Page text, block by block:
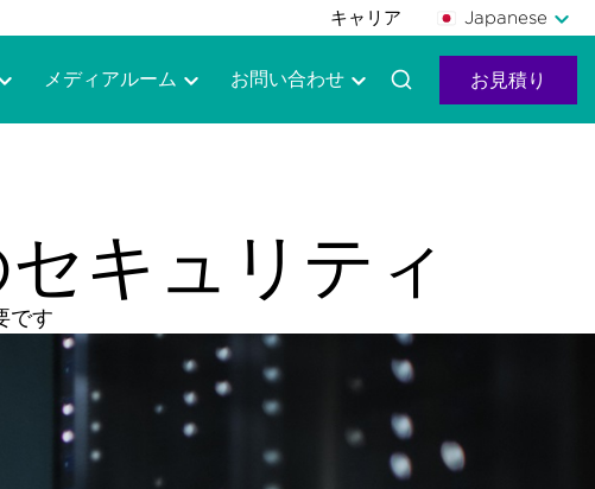
キャリア Japanese
メディアルーム お問い合わせ お見積り
キュリティ
です